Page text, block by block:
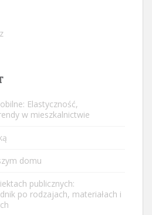
Elastyczność,
w mieszkalnictwie
domu
publicznych:
po rodzajach, materiałach i